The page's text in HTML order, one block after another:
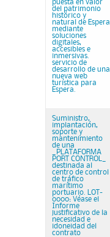
puesta en valor
del patrimonio
histórico y
natural de Espera
mediante
soluciones
digitales,
accesibles e
inmersivas.
servicio de
desarrollo de una
nueva web
turística para
Espera.
Suministro,
implantación,
soporte y
mantenimiento
de una
_PLATAFORMA
PORT CONTROL_
destinada al
centro de control
de tráfico
marítimo
portuario. LOT-
0000: Véase el
Informe
justificativo de la
necesidad e
idoneidad del
contrato